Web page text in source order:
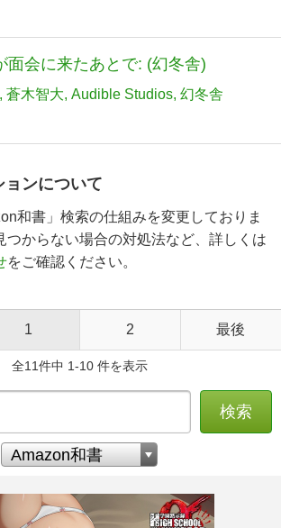
面会に来たあとで: (幻冬舎)
蒼木智大 Audible Studios 幻冬舎
ンについて
和書」検索の仕組みを変更しておりま
つからない場合の対処法など、詳しくは
をご確認ください。
1 2 最後
全11件中 1-10 件を表示
検索